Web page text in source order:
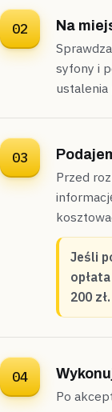
02
Na
syfony i
ustalenia
03
Przed
Jeśli
200 zł.
04
Po